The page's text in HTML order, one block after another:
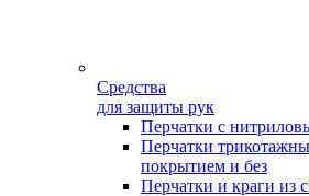
Средства
для защиты рук
Перчатки с
Перчатки
покрытием и без
Перчатки и краги из